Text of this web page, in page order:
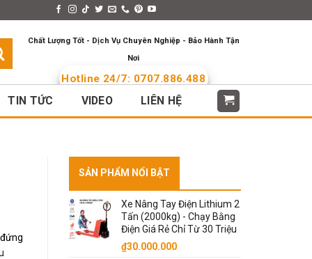
Chất Lượng Tốt - Dịch Vụ Chuyên Nghiệp - Bảo Hành Tận
Nơi
Hotline 24/7: 0707.886.488
TIN TỨC VIDEO LIÊN HỆ
SẢN PHẨM NỔI BẬT
Xe Nâng Tay Điện Lithium 2
Tấn (2000kg) - Chạy Bằng
Điện Giá Rẻ Chỉ Từ 30 Triệu
₫30.000.000